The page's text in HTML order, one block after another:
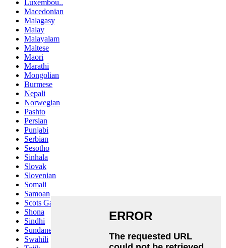
Luxembou..
Macedonian
Malagasy
Malay
Malayalam
Maltese
Maori
Marathi
Mongolian
Burmese
Nepali
Norwegian
Pashto
Persian
Punjabi
Serbian
Sesotho
Sinhala
Slovak
Slovenian
Somali
Samoan
Scots Gaelic
Shona
Sindhi
Sundanese
Swahili